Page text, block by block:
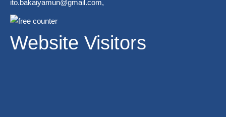
ito.bakaiyamun@gmail.com,
Website Visitors